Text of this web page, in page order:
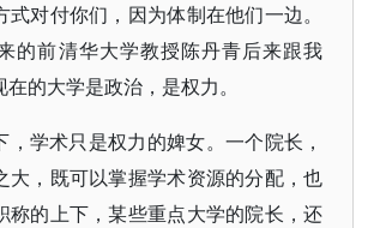
对付你们，因为体制在他们一边。
的前清华大学教授陈丹青后来跟我
的大学是政治，是权力。
，学术只是权力的婢女。一个院长，
大，既可以掌握学术资源的分配，也
称的上下，某些重点大学的院长，还